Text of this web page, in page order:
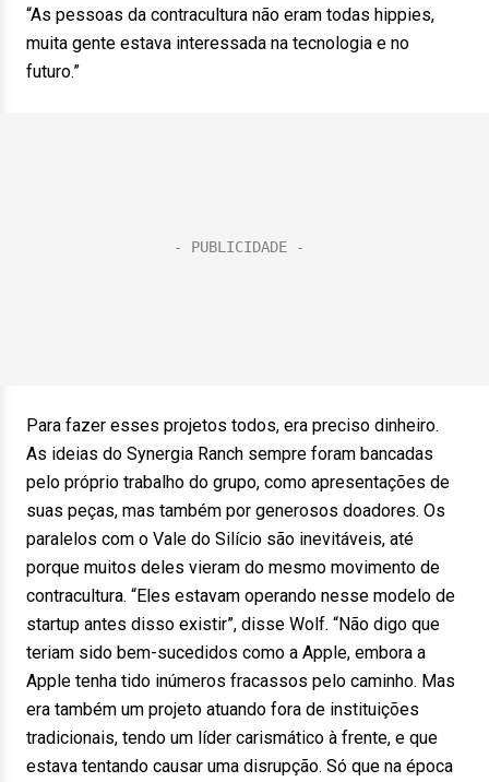
“As pessoas da contracultura não eram todas hippies,
muita gente estava interessada na tecnologia e no
futuro.”
Para fazer esses projetos todos, era preciso dinheiro.
As ideias do Synergia Ranch sempre foram bancadas
pelo próprio trabalho do grupo, como apresentações de
suas peças, mas também por generosos doadores. Os
paralelos com o Vale do Silício são inevitáveis, até
porque muitos deles vieram do mesmo movimento de
contracultura. “Eles estavam operando nesse modelo de
startup antes disso existir”, disse Wolf. “Não digo que
teriam sido bem-sucedidos como a Apple, embora a
Apple tenha tido inúmeros fracassos pelo caminho. Mas
era também um projeto atuando fora de instituições
tradicionais, tendo um líder carismático à frente, e que
estava tentando causar uma disrupção. Só que na época